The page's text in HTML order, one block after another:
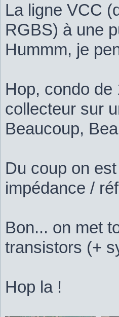
La ligne VCC
RGBS) à une
Hummm, je
Hop, condo de
collecteur sur
Beaucoup,
Du coup on
impédance /
Bon... on met
transistors (+
Hop la !